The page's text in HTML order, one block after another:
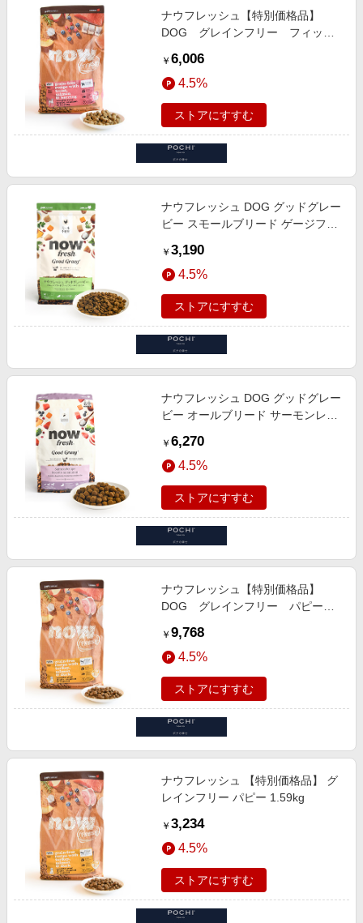
ナウフレッシュ【特別価格品】
DOG グレインフリー フィッシ
￥ 6,006
4.5%
ストアにすすむ
ナウフレッシュ DOG グッドグレー
ビー スモールブリード ゲージフリ
￥ 3,190
4.5%
ストアにすすむ
ナウフレッシュ DOG グッドグレー
ビー オールブリード サーモンレシ
￥ 6,270
4.5%
ストアにすすむ
ナウフレッシュ【特別価格品】
DOG グレインフリー パピー
￥ 9,768
4.5%
ストアにすすむ
ナウフレッシュ 【特別価格品】 グ
レインフリー パピー 1.59kg
￥ 3,234
4.5%
ストアにすすむ